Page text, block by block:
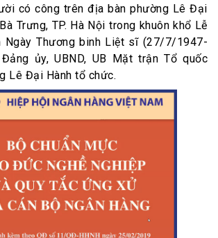
có công trên địa bàn phường Lê Đại
Trưng, TP. Hà Nội trong khuôn khổ Lễ
Ngày Thương binh Liệt sĩ (27/7/1947-
ủy, UBND, UB Mặt trận Tổ quốc
Lê Đại Hành tổ chức.